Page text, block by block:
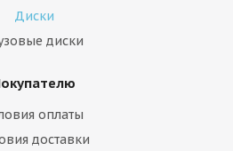
Диски
диски
оплаты
доставки